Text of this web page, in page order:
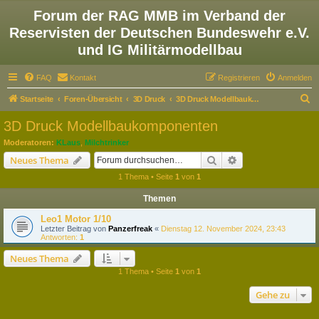
Forum der RAG MMB im Verband der
Reservisten der Deutschen Bundeswehr e.V.
und IG Militärmodellbau
FAQ Kontakt Anmelden
Registrieren
Startseite Foren-Übersicht 3D Druck 3D Druck Modellbaukomponenten
3D Druck Modellbaukomponenten
Moderatoren: KLaus Milchtrinker
Neues Thema Suche
1 Thema • Seite 1 von 1
Themen
Leo1 Motor 1/10
Letzter Beitrag von Panzerfreak « Dienstag 12. November 2024, 23:43
Antworten: 1
Neues Thema
1 Thema • Seite 1 von 1
Gehe zu